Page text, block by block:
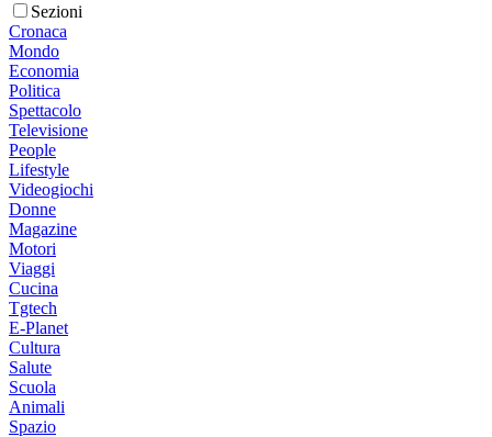
Sezioni
Cronaca
Mondo
Economia
Politica
Spettacolo
Televisione
People
Lifestyle
Videogiochi
Donne
Magazine
Motori
Viaggi
Cucina
Tgtech
E-Planet
Cultura
Salute
Scuola
Animali
Spazio